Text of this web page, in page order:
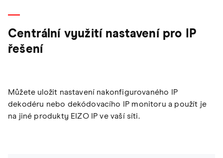
Centrální využití nastavení pro IP
řešení
Můžete uložit nastavení nakonfigurovaného IP
dekodéru nebo dekódovacího IP monitoru a použít je
na jiné produkty EIZO IP ve vaší síti.